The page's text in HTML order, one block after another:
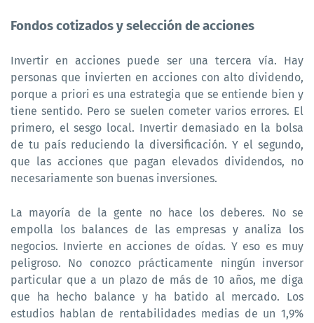
Fondos cotizados y selección de acciones
Invertir en acciones puede ser una tercera vía. Hay
personas que invierten en acciones con alto dividendo,
porque a priori es una estrategia que se entiende bien y
tiene sentido. Pero se suelen cometer varios errores. El
primero, el sesgo local. Invertir demasiado en la bolsa
de tu país reduciendo la diversificación. Y el segundo,
que las acciones que pagan elevados dividendos, no
necesariamente son buenas inversiones.
La mayoría de la gente no hace los deberes. No se
empolla los balances de las empresas y analiza los
negocios. Invierte en acciones de oídas. Y eso es muy
peligroso. No conozco prácticamente ningún inversor
particular que a un plazo de más de 10 años, me diga
que ha hecho balance y ha batido al mercado. Los
estudios hablan de rentabilidades medias de un 1,9%